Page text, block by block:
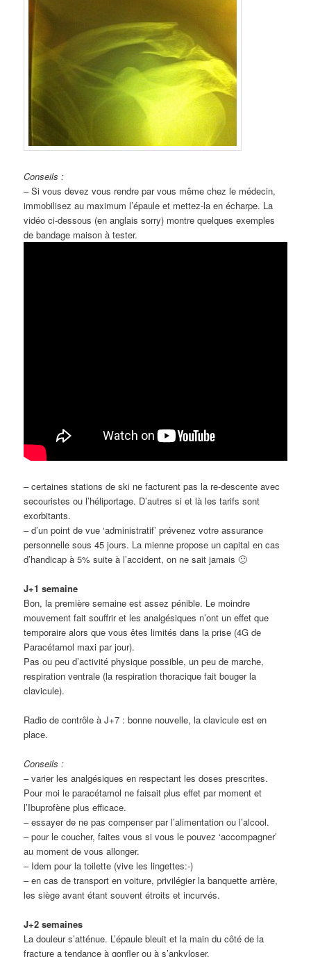
Conseils :
– Si vous devez vous rendre par vous même chez le médecin,
immobilisez au maximum l’épaule et mettez-la en écharpe. La
vidéo ci-dessous (en anglais sorry) montre quelques exemples
de bandage maison à tester.
– certaines stations de ski ne facturent pas la re-descente avec
secouristes ou l’héliportage. D’autres si et là les tarifs sont
exorbitants.
– d’un point de vue ‘administratif’ prévenez votre assurance
personnelle sous 45 jours. La mienne propose un capital en cas
d’handicap à 5% suite à l’accident, on ne sait jamais 🙂
J+1 semaine
Bon, la première semaine est assez pénible. Le moindre
mouvement fait souffrir et les analgésiques n’ont un effet que
temporaire alors que vous êtes limités dans la prise (4G de
Paracétamol maxi par jour).
Pas ou peu d’activité physique possible, un peu de marche,
respiration ventrale (la respiration thoracique fait bouger la
clavicule).
Radio de contrôle à J+7 : bonne nouvelle, la clavicule est en
place.
Conseils :
– varier les analgésiques en respectant les doses prescrites.
Pour moi le paracétamol ne faisait plus effet par moment et
l’Ibuprofène plus efficace.
– essayer de ne pas compenser par l’alimentation ou l’alcool.
– pour le coucher, faites vous si vous le pouvez ‘accompagner’
au moment de vous allonger.
– Idem pour la toilette (vive les lingettes:-)
– en cas de transport en voiture, privilégier la banquette arrière,
les siège avant étant souvent étroits et incurvés.
J+2 semaines
La douleur s’atténue. L’épaule bleuit et la main du côté de la
fracture a tendance à gonfler ou à s’ankyloser.